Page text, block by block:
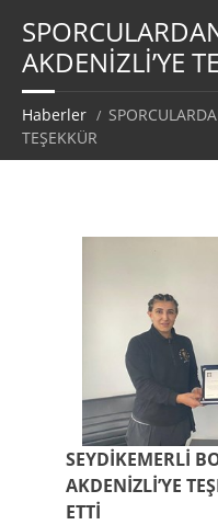
AKDENİZLİ’YE
Haberler
TEŞEKKÜR
SEYDİKEMERLİ
AKDENİZLİ’YE
ETTİ